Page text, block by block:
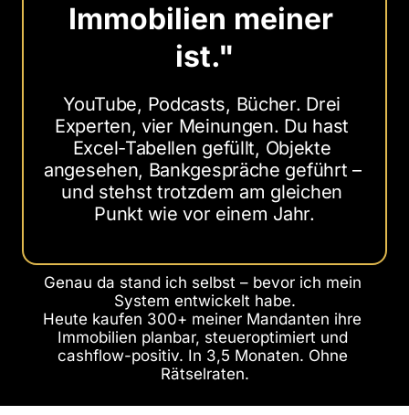
Immobilien
ist."
YouTube, Podcasts, Bücher. Drei
Experten, vier Meinungen. Du hast
Excel-Tabellen gefüllt, Objekte
angesehen, Bankgespräche geführt –
und stehst trotzdem am gleichen
Punkt wie vor einem Jahr.
Genau da stand ich selbst – bevor ich mein
System entwickelt habe.
Heute kaufen 300+ meiner Mandanten ihre
Immobilien planbar, steueroptimiert und
cashflow-positiv. In 3,5 Monaten. Ohne
Rätselraten.